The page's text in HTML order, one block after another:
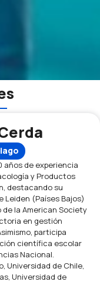
años de experiencia
y Productos
destacando su
Leiden (Países Bajos)
la American Society
en gestión
participa
científica escolar
Nacional.
Universidad de Chile,
Universidad de